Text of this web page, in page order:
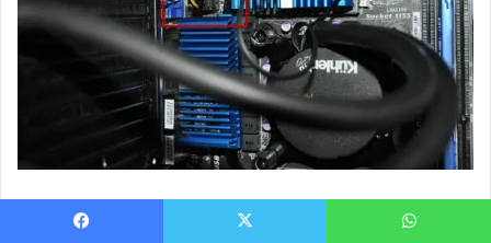
Vous pouvez maintenait installer le ou les disques SSD,